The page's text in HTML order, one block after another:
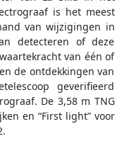
is het meest
van wijzigingen in
detecteren of deze
van één of
de ontdekkingen van
geverifieerd
De 3,58 m TNG
en “First light” voor